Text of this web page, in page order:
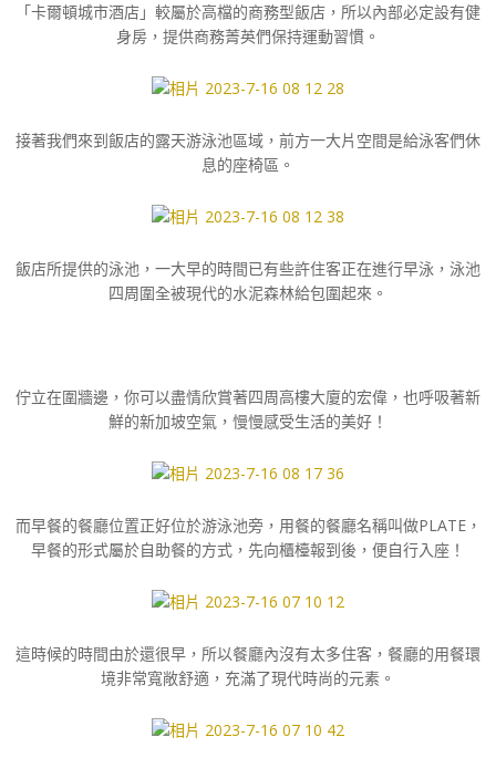
「卡爾頓城市酒店」較屬於高檔的商務型飯店，所以內部必定設有健
身房，提供商務菁英們保持運動習慣。
接著我們來到飯店的露天游泳池區域，前方一大片空間是給泳客們休
息的座椅區。
飯店所提供的泳池，一大早的時間已有些許住客正在進行早泳，泳池
四周圍全被現代的水泥森林給包圍起來。
佇立在圍牆邊，你可以盡情欣賞著四周高樓大廈的宏偉，也呼吸著新
鮮的新加坡空氣，慢慢感受生活的美好！
而早餐的餐廳位置正好位於游泳池旁，用餐的餐廳名稱叫做PLATE，
早餐的形式屬於自助餐的方式，先向櫃檯報到後，便自行入座！
這時候的時間由於還很早，所以餐廳內沒有太多住客，餐廳的用餐環
境非常寬敞舒適，充滿了現代時尚的元素。